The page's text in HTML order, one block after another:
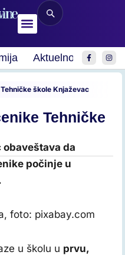
Aktuelnosti Sport
škole Knjaževac
Tehničke
da
počinje u
u školu u prvu,